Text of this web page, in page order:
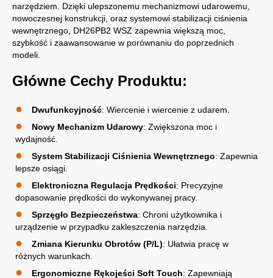
narzędziem. Dzięki ulepszonemu mechanizmowi udarowemu,
nowoczesnej konstrukcji, oraz systemowi stabilizacji ciśnienia
wewnętrznego, DH26PB2 WSZ zapewnia większą moc,
szybkość i zaawansowanie w porównaniu do poprzednich
modeli.
Główne Cechy Produktu:
Dwufunkcyjność: Wiercenie i wiercenie z udarem.
Nowy Mechanizm Udarowy: Zwiększona moc i
wydajność.
System Stabilizacji Ciśnienia Wewnętrznego: Zapewnia
lepsze osiągi.
Elektroniczna Regulacja Prędkości: Precyzyjne
dopasowanie prędkości do wykonywanej pracy.
Sprzęgło Bezpieczeństwa: Chroni użytkownika i
urządzenie w przypadku zakleszczenia narzędzia.
Zmiana Kierunku Obrotów (P/L): Ułatwia pracę w
różnych warunkach.
Ergonomiczne Rękojeści Soft Touch: Zapewniają